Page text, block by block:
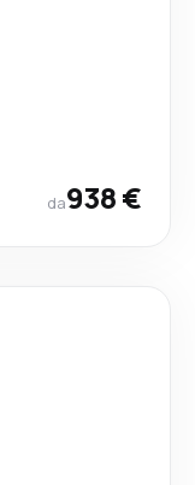
da938 €